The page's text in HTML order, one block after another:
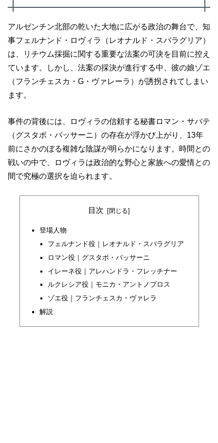
アルゼンチン北部の乾いた大地に広がる政治の舞台で、知
事フェルナンド・ロヴィラ（レオナルド・スバラグリア）
は、リチウム採掘に関する重要な法案の可決を目前に控え
ています。しかし、法案の採決が進行する中、彼の娘ゾエ
（フランチェスカ・G・ヴァレーラ）が誘拐されてしまい
ます。
事件の背後には、ロヴィラの信頼する秘書ロマン・サバテ
（グスタボ・バッサーニ）の存在が浮かび上がり、13年
前にさかのぼる複雑な陰謀が明らかになります。時間との
戦いの中で、ロヴィラは政治的な野心と家族への愛情との
間で究極の選択を迫られます。
目次
登場人物
フェルナンド役｜レオナルド・スバラグリア
ロマン役｜グスタボ・バッサーニ
イレーネ役｜アレハンドラ・フレッチナー
ルクレシア役｜モニカ・アントノプロス
ゾエ役｜フランチェスカ・ヴァレラ
解説